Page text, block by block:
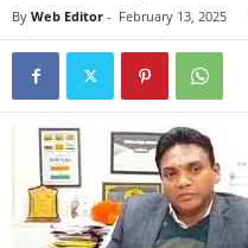
By Web Editor - February 13, 2025